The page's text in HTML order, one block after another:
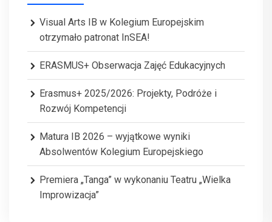
Visual Arts IB w Kolegium Europejskim
otrzymało patronat InSEA!
ERASMUS+ Obserwacja Zajęć Edukacyjnych
Erasmus+ 2025/2026: Projekty, Podróże i
Rozwój Kompetencji
Matura IB 2026 – wyjątkowe wyniki
Absolwentów Kolegium Europejskiego
Premiera „Tanga” w wykonaniu Teatru „Wielka
Improwizacja”